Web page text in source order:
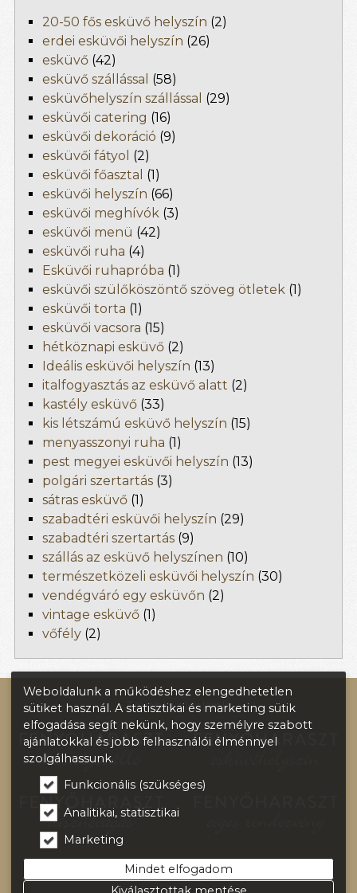
20-50 fős esküvő helyszín (2)
erdei esküvői helyszín (26)
esküvő (42)
esküvő szállással (58)
esküvőhelyszín szállással (29)
esküvői catering (16)
esküvői dekoráció (9)
esküvői fátyol (2)
esküvői főasztal (1)
esküvői helyszín (66)
esküvői meghívók (3)
esküvői menü (42)
esküvői ruha (4)
Esküvői ruhapróba (1)
esküvői szülőköszöntő szöveg ötletek (1)
esküvői torta (1)
esküvői vacsora (15)
hétköznapi esküvő (2)
Ideális esküvői helyszín (13)
italfogyasztás az esküvő alatt (2)
kastély esküvő (33)
kis létszámú esküvő helyszín (15)
menyasszonyi ruha (1)
pest megyei esküvői helyszín (13)
polgári szertartás (3)
sátras esküvő (1)
szabadtéri esküvői helyszín (29)
szabadtéri szertartás (9)
szállás az esküvő helyszínen (10)
természetközeli esküvői helyszín (30)
vendégváró egy esküvőn (2)
vintage esküvő (1)
vőfély (2)
További oldalaink:
Weboldalunk a működéshez elengedhetetlen
sütiket használ. A statisztikai és marketing sütik
elfogadása segít nekünk, hogy személyre szabott
ajánlatokkal és jobb felhasználói élménnyel
szolgálhassunk.
Funkcionális (szükséges)
Analitikai, statisztikai
Marketing
Mindet elfogadom